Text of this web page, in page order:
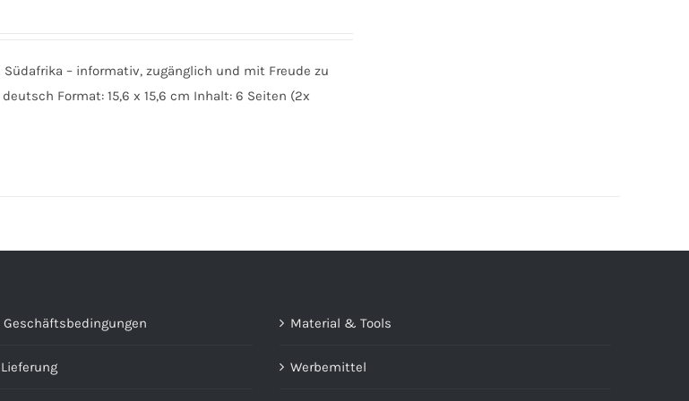
– informativ, zugänglich und mit Freude zu
Format: 15,6 x 15,6 cm Inhalt: 6 Seiten (2x
Material & Tools
Werbemittel